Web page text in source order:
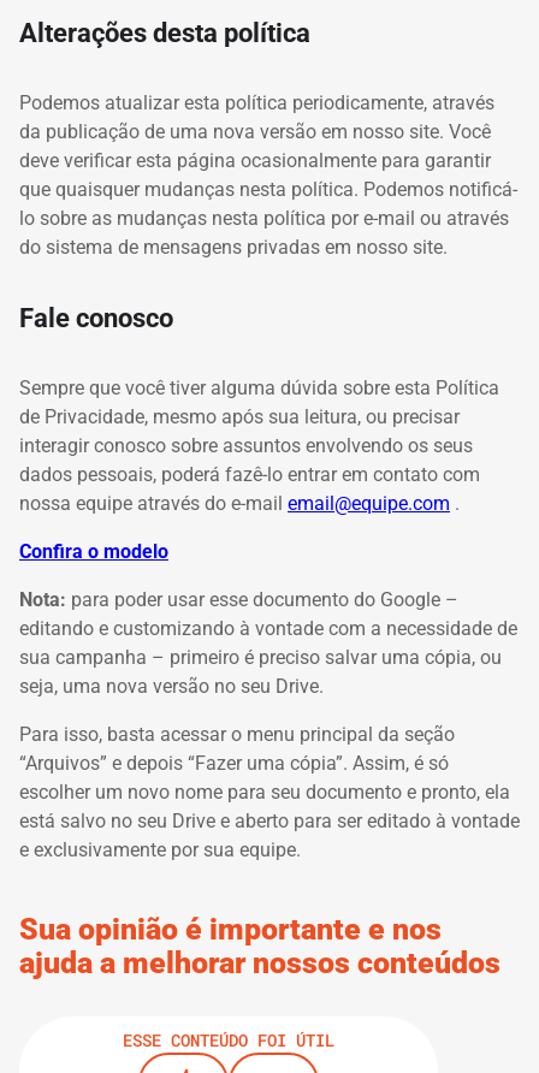
Alterações desta política
Podemos atualizar esta política periodicamente, através
da publicação de uma nova versão em nosso site. Você
deve verificar esta página ocasionalmente para garantir
que quaisquer mudanças nesta política. Podemos notificá-
lo sobre as mudanças nesta política por e-mail ou através
do sistema de mensagens privadas em nosso site.
Fale conosco
Sempre que você tiver alguma dúvida sobre esta Política
de Privacidade, mesmo após sua leitura, ou precisar
interagir conosco sobre assuntos envolvendo os seus
dados pessoais, poderá fazê-lo entrar em contato com
nossa equipe através do e-mail email@equipe.com .
Confira o modelo
Nota: para poder usar esse documento do Google –
editando e customizando à vontade com a necessidade de
sua campanha – primeiro é preciso salvar uma cópia, ou
seja, uma nova versão no seu Drive.
Para isso, basta acessar o menu principal da seção
“Arquivos” e depois “Fazer uma cópia”. Assim, é só
escolher um novo nome para seu documento e pronto, ela
está salvo no seu Drive e aberto para ser editado à vontade
e exclusivamente por sua equipe.
Sua opinião é importante e nos
ajuda a melhorar nossos conteúdos
ESSE CONTEÚDO FOI ÚTIL